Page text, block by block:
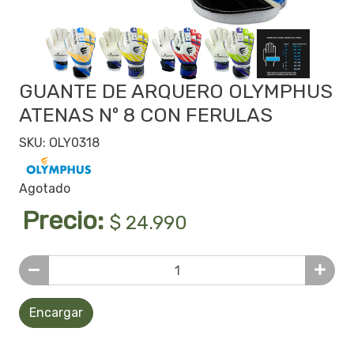
GUANTE DE ARQUERO OLYMPHUS
ATENAS Nº 8 CON FERULAS
SKU: OLY0318
Agotado
Precio: $ 24.990
Encargar